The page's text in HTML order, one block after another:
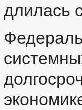
длилась